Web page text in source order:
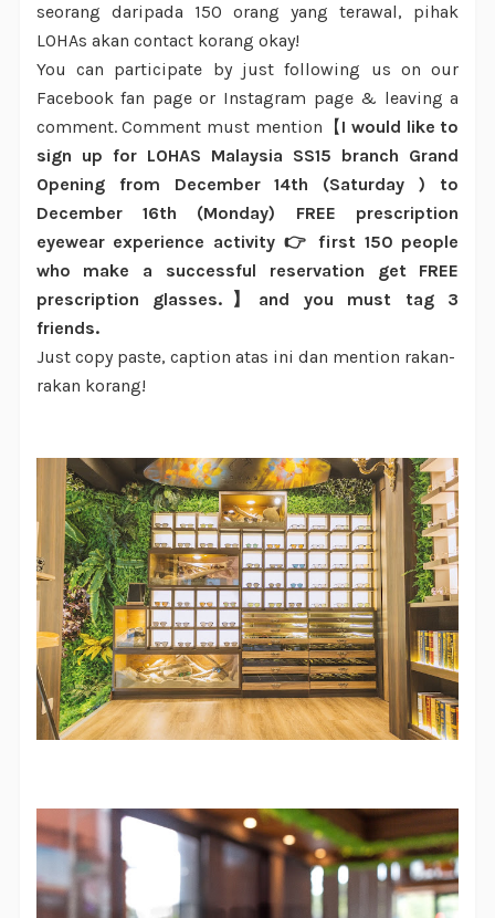
seorang daripada 150 orang yang terawal, pihak
LOHAs akan contact korang okay!
You can participate by just following us on our
Facebook fan page or Instagram page & leaving a
comment. Comment must mention 【 I would like to
sign up for LOHAS Malaysia SS15 branch Grand
Opening from December 14th (Saturday ) to
December 16th (Monday) FREE prescription
eyewear experience activity 👉
first 150 people
who make a successful reservation get FREE
prescription glasses. 】 and you must tag 3
friends.
Just copy paste, caption atas ini dan mention rakan-
rakan korang!